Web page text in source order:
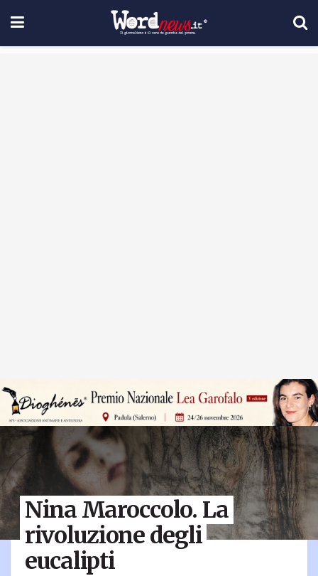
Nina Maroccolo. La
rivoluzione degli
eucalipti